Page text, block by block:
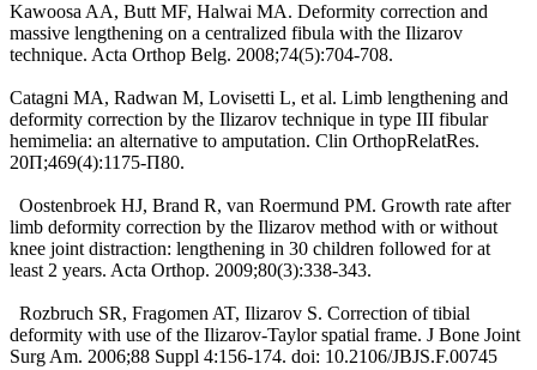
Kawoosa AA, Butt MF, Halwai MA. Deformity correction and
massive lengthening on a centralized fibula with the Ilizarov
technique. Acta Orthop Belg. 2008;74(5):704-708.
Catagni MA, Radwan M, Lovisetti L, et al. Limb lengthening and
deformity correction by the Ilizarov technique in type III fibular
hemimelia: an alternative to amputation. Clin OrthopRelatRes.
20П;469(4):1175-П80.
Oostenbroek HJ, Brand R, van Roermund PM. Growth rate after
limb deformity correction by the Ilizarov method with or without
knee joint distraction: lengthening in 30 children followed for at
least 2 years. Acta Orthop. 2009;80(3):338-343.
Rozbruch SR, Fragomen AT, Ilizarov S. Correction of tibial
deformity with use of the Ilizarov-Taylor spatial frame. J Bone Joint
Surg Am. 2006;88 Suppl 4:156-174. doi: 10.2106/JBJS.F.00745